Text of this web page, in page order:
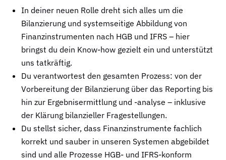
In deiner neuen Rolle dreht sich alles um die
Bilanzierung und systemseitige Abbildung von
Finanzinstrumenten nach HGB und IFRS – hier
bringst du dein Know-how gezielt ein und unterstützt
uns tatkräftig.
Du verantwortest den gesamten Prozess: von der
Vorbereitung der Bilanzierung über das Reporting bis
hin zur Ergebnisermittlung und -analyse – inklusive
der Klärung bilanzieller Fragestellungen.
Du stellst sicher, dass Finanzinstrumente fachlich
korrekt und sauber in unseren Systemen abgebildet
sind und alle Prozesse HGB- und IFRS-konform